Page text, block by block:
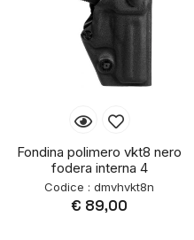
Fondina polimero vkt8 nero
fodera interna 4
Codice : dmvhvkt8n
€ 89,00